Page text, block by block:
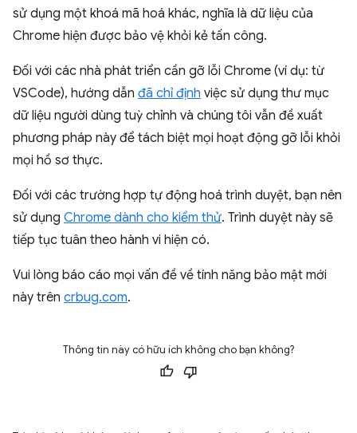
sử dụng một khoá mã hoá khác, nghĩa là dữ liệu của
Chrome hiện được bảo vệ khỏi kẻ tấn công.
Đối với các nhà phát triển cần gỡ lỗi Chrome (ví dụ: từ
VSCode), hướng dẫn đã chỉ định việc sử dụng thư mục
dữ liệu người dùng tuỳ chỉnh và chúng tôi vẫn đề xuất
phương pháp này để tách biệt mọi hoạt động gỡ lỗi khỏi
mọi hồ sơ thực.
Đối với các trường hợp tự động hoá trình duyệt, bạn nên
sử dụng Chrome dành cho kiểm thử. Trình duyệt này sẽ
tiếp tục tuân theo hành vi hiện có.
Vui lòng báo cáo mọi vấn đề về tính năng bảo mật mới
này trên crbug.com.
Thông tin này có hữu ích không cho bạn không?